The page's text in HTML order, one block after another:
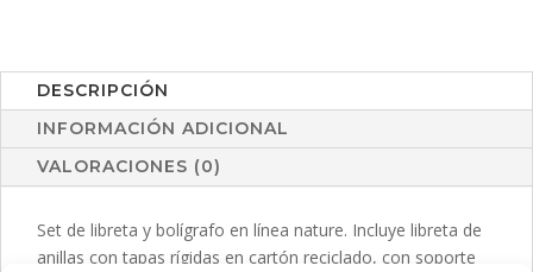
DESCRIPCIÓN
INFORMACIÓN ADICIONAL
VALORACIONES (0)
Set de libreta y bolígrafo en línea nature. Incluye libreta de
anillas con tapas rígidas en cartón reciclado, con soporte